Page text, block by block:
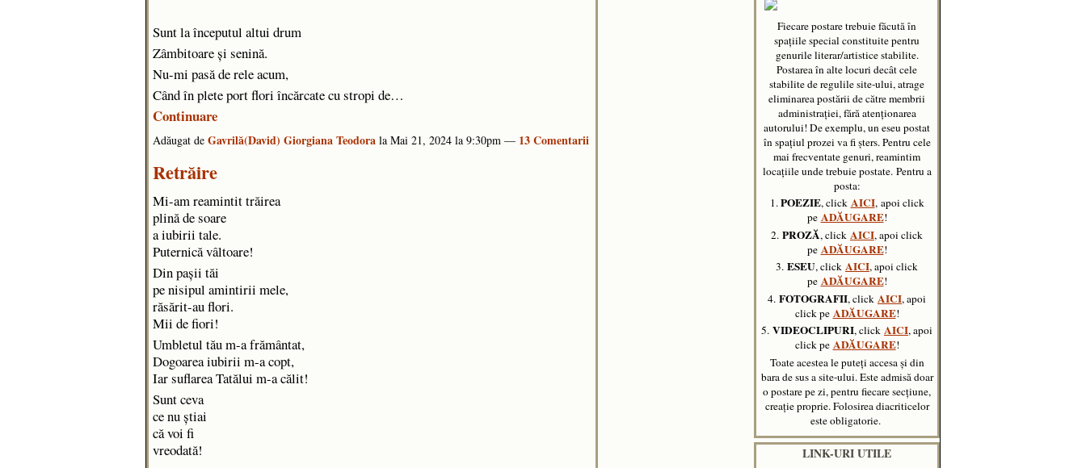
Sunt la începutul altui drum
Zâmbitoare și senină.
Nu-mi pasă de rele acum,
Când în plete port flori încărcate cu stropi de…
Continuare
Adăugat de Gavrilă(David) Giorgiana Teodora la Mai 21, 2024 la 9:30pm — 13 Comentarii
Retrăire
Mi-am reamintit trăirea
plină de soare
a iubirii tale.
Puternică vâltoare!
Din pașii tăi
pe nisipul amintirii mele,
răsărit-au flori.
Mii de fiori!
Umbletul tău m-a frământat,
Dogoarea iubirii m-a copt,
Iar suflarea Tatălui m-a călit!
Sunt ceva
ce nu știai
că voi fi
vreodată!
Fiecare postare trebuie făcută în
spaţiile special constituite pentru
genurile literar/artistice stabilite.
Postarea în alte locuri decât cele
stabilite de regulile site-ului, atrage
eliminarea postării de către membrii
administraţiei, fără atenţionarea
autorului! De exemplu, un eseu postat
în spațiul prozei va fi șters. Pentru cele
mai frecventate genuri, reamintim
locațiile unde trebuie postate. Pentru a
posta:
1.POEZIE, click AICI, apoi click
pe ADĂUGARE!
2. PROZĂ, click AICI, apoi click
pe ADĂUGARE!
3. ESEU, click AICI, apoi click
pe ADĂUGARE!
4. FOTOGRAFII, click AICI, apoi
click pe ADĂUGARE!
5. VIDEOCLIPURI, click AICI,apoi
click pe ADĂUGARE!
Toate acestea le puteți accesa și din
bara de sus a site-ului. Este admisă doar
o postare pe zi, pentru fiecare secțiune,
creație proprie. Folosirea diacriticelor
este obligatorie.
LINK-URI UTILE